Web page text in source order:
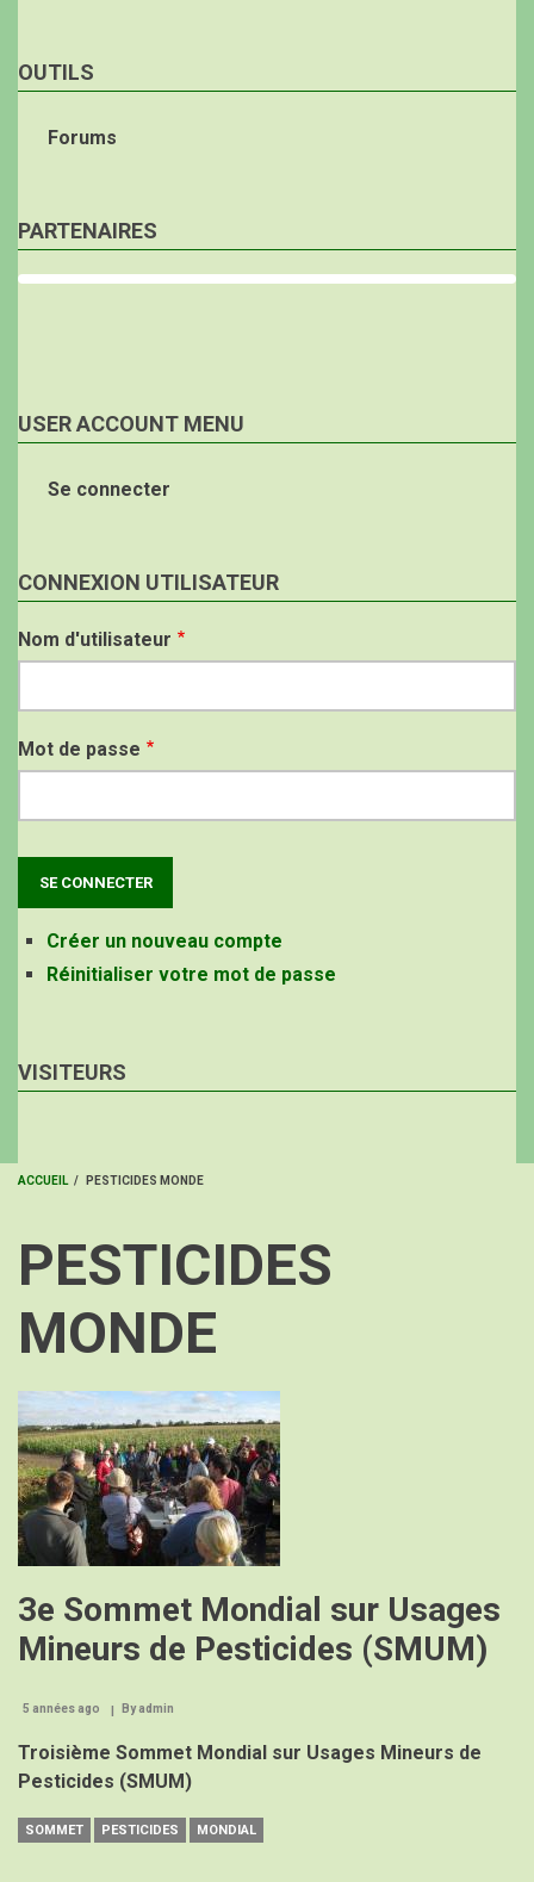
OUTILS
Forums
PARTENAIRES
USER ACCOUNT MENU
Se connecter
CONNEXION UTILISATEUR
Nom d'utilisateur
Mot de passe
Créer un nouveau compte
Réinitialiser votre mot de passe
VISITEURS
D'ARIANE
ACCUEIL / PESTICIDES MONDE
PESTICIDES
MONDE
Image
3e Sommet Mondial sur Usages
Mineurs de Pesticides (SMUM)
5 années ago Byadmin
Troisième Sommet Mondial sur Usages Mineurs de
Pesticides (SMUM)
SOMMET PESTICIDES MONDIAL